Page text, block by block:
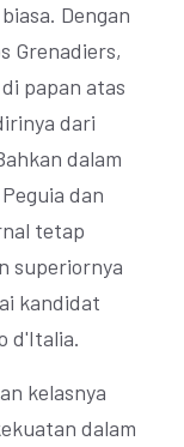
Dengan
Grenadiers,
papan atas
dari
dalam
dan
tetap
superiornya
kandidat
d'Italia.
kelasnya
dalam